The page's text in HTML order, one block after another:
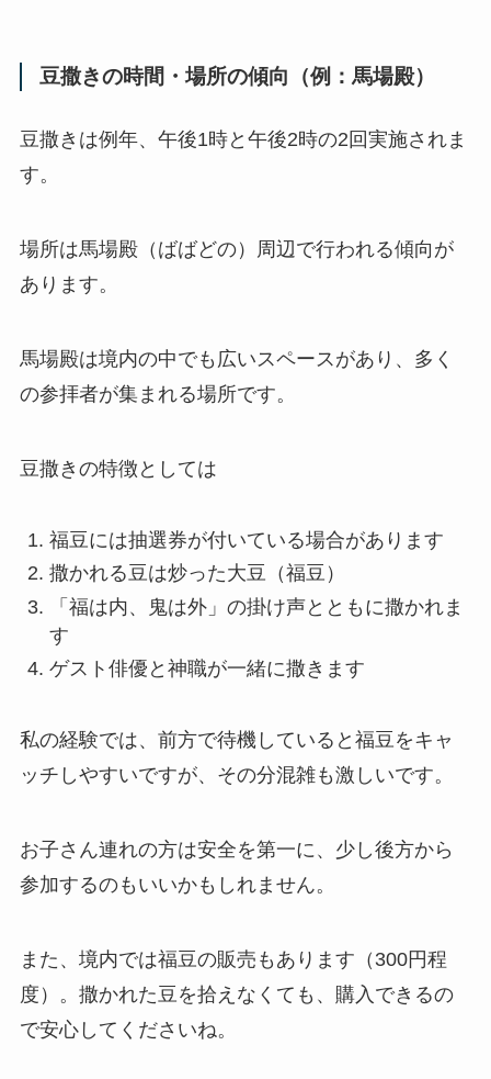
豆撒きの時間・場所の傾向（例：馬場殿）
豆撒きは例年、午後1時と午後2時の2回実施されま
す。
場所は馬場殿（ばばどの）周辺で行われる傾向が
あります。
馬場殿は境内の中でも広いスペースがあり、多く
の参拝者が集まれる場所です。
豆撒きの特徴としては
福豆には抽選券が付いている場合があります
撒かれる豆は炒った大豆（福豆）
「福は内、鬼は外」の掛け声とともに撒かれま
す
ゲスト俳優と神職が一緒に撒きます
私の経験では、前方で待機していると福豆をキャ
ッチしやすいですが、その分混雑も激しいです。
お子さん連れの方は安全を第一に、少し後方から
参加するのもいいかもしれません。
また、境内では福豆の販売もあります（300円程
度）。撒かれた豆を拾えなくても、購入できるの
で安心してくださいね。